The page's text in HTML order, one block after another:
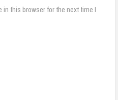
this browser for the next time I